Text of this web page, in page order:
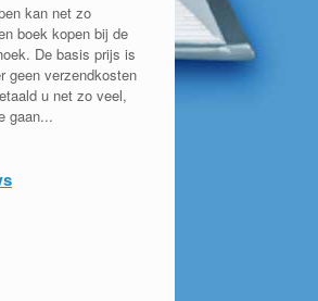
kan net zo
boek kopen bij de
De basis prijs is
geen verzendkosten
u net zo veel,
gaan...